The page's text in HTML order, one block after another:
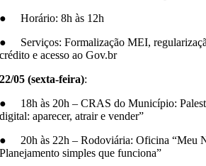
● Horário: 8h às 12h
● Serviços: Formalização MEI,
crédito e acesso ao Gov.br
22/05 (sexta-feira):
● 18h às 20h – CRAS do Município:
digital: aparecer, atrair e vender”
● 20h às 22h – Rodoviária: Oficina “Meu
Planejamento simples que funciona”